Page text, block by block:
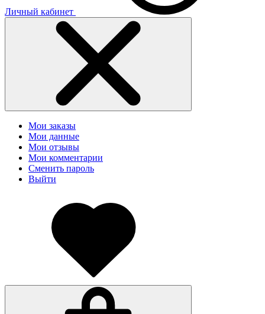
Личный кабинет
Мои заказы
Мои данные
Мои отзывы
Мои комментарии
Сменить пароль
Выйти